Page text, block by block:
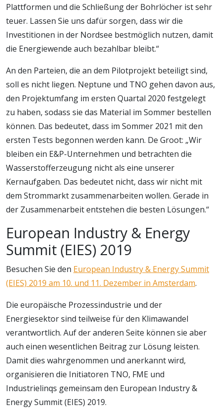
Plattformen und die Schließung der Bohrlöcher ist sehr
teuer. Lassen Sie uns dafür sorgen, dass wir die
Investitionen in der Nordsee bestmöglich nutzen, damit
die Energiewende auch bezahlbar bleibt.“
An den Parteien, die an dem Pilotprojekt beteiligt sind,
soll es nicht liegen. Neptune und TNO gehen davon aus,
den Projektumfang im ersten Quartal 2020 festgelegt
zu haben, sodass sie das Material im Sommer bestellen
können. Das bedeutet, dass im Sommer 2021 mit den
ersten Tests begonnen werden kann. De Groot: „Wir
bleiben ein E&P-Unternehmen und betrachten die
Wasserstofferzeugung nicht als eine unserer
Kernaufgaben. Das bedeutet nicht, dass wir nicht mit
dem Strommarkt zusammenarbeiten wollen. Gerade in
der Zusammenarbeit entstehen die besten Lösungen.“
European Industry & Energy
Summit (EIES) 2019
Besuchen Sie den European Industry & Energy Summit
(EIES) 2019 am 10. und 11. Dezember in Amsterdam.
Die europäische Prozessindustrie und der
Energiesektor sind teilweise für den Klimawandel
verantwortlich. Auf der anderen Seite können sie aber
auch einen wesentlichen Beitrag zur Lösung leisten.
Damit dies wahrgenommen und anerkannt wird,
organisieren die Initiatoren TNO, FME und
Industrielinqs gemeinsam den European Industry &
Energy Summit (EIES) 2019.